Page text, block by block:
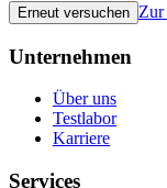
Erneut versuchen Zur
Unternehmen
Über uns
Testlabor
Karriere
Services